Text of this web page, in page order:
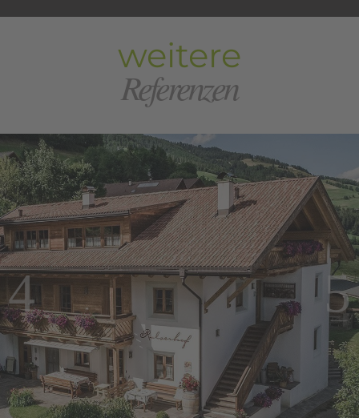
weitere
Referenzen